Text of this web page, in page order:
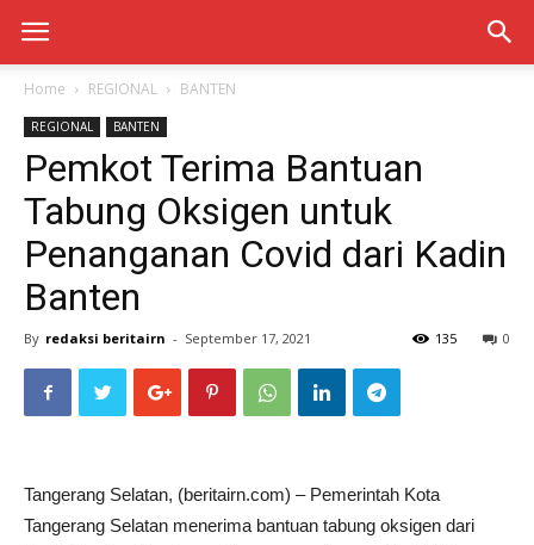
Home REGIONAL BANTEN
REGIONAL BANTEN
Pemkot Terima Bantuan
Tabung Oksigen untuk
Penanganan Covid dari Kadin
Banten
By redaksi beritairn - September 17, 2021 0
135
Tangerang Selatan, (beritairn.com) – Pemerintah Kota
Tangerang Selatan menerima bantuan tabung oksigen dari